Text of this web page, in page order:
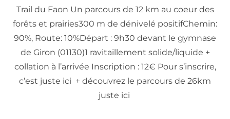
Trail du Faon Un parcours de 12 km au coeur des
forêts et prairies300 m de dénivelé positifChemin:
90%, Route: 10%Départ : 9h30 devant le gymnase
de Giron (01130)1 ravitaillement solide/liquide +
collation à l’arrivée Inscription : 12€ Pour s’inscrire,
c’est juste ici + découvrez le parcours de 26km
juste ici